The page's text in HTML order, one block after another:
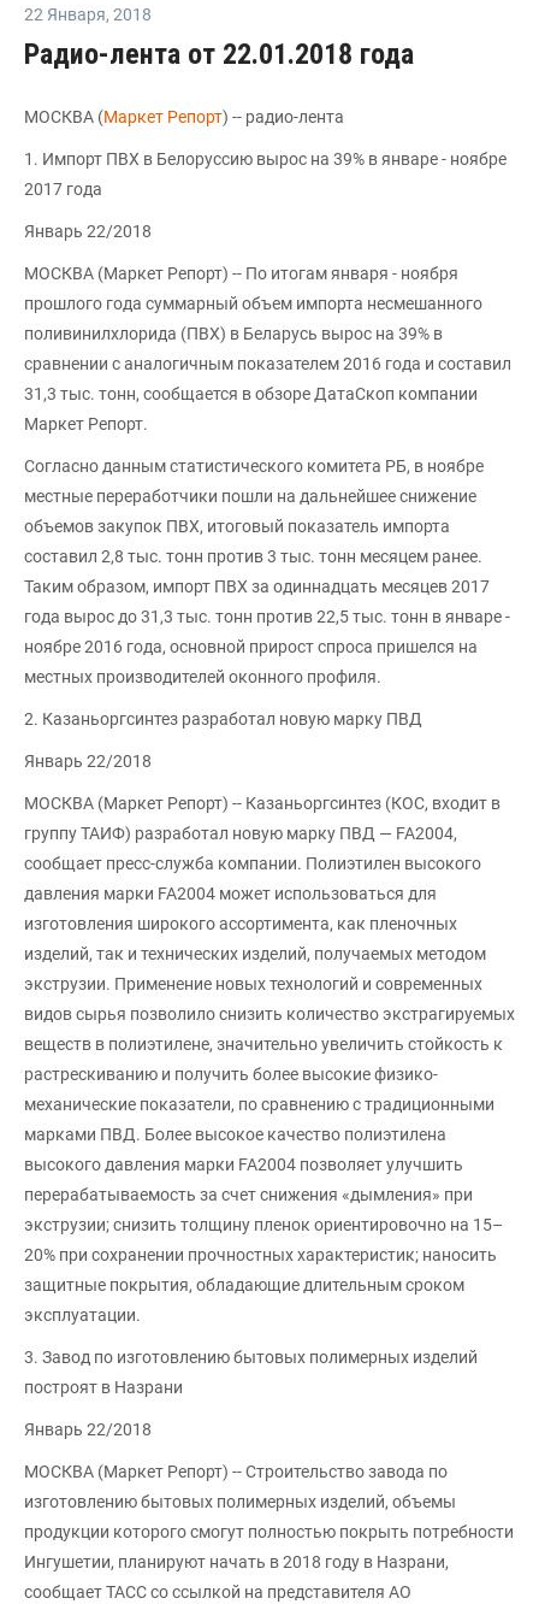
22 Января, 2018
Радио-лента от 22.01.2018 года
МОСКВА (Маркет Репорт) -- радио-лента
1. Импорт ПВХ в Белоруссию вырос на 39% в январе - ноябре
2017 года
Январь 22/2018
МОСКВА (Маркет Репорт) -- По итогам января - ноября
прошлого года суммарный объем импорта несмешанного
поливинилхлорида (ПВХ) в Беларусь вырос на 39% в
сравнении с аналогичным показателем 2016 года и составил
31,3 тыс. тонн, сообщается в обзоре ДатаСкоп компании
Маркет Репорт.
Согласно данным статистического комитета РБ, в ноябре
местные переработчики пошли на дальнейшее снижение
объемов закупок ПВХ, итоговый показатель импорта
составил 2,8 тыс. тонн против 3 тыс. тонн месяцем ранее.
Таким образом, импорт ПВХ за одиннадцать месяцев 2017
года вырос до 31,3 тыс. тонн против 22,5 тыс. тонн в январе -
ноябре 2016 года, основной прирост спроса пришелся на
местных производителей оконного профиля.
2. Казаньоргсинтез разработал новую марку ПВД
Январь 22/2018
МОСКВА (Маркет Репорт) -- Казаньоргсинтез (КОС, входит в
группу ТАИФ) разработал новую марку ПВД — FA2004,
сообщает пресс-служба компании. Полиэтилен высокого
давления марки FA2004 может использоваться для
изготовления широкого ассортимента, как пленочных
изделий, так и технических изделий, получаемых методом
экструзии. Применение новых технологий и современных
видов сырья позволило снизить количество экстрагируемых
веществ в полиэтилене, значительно увеличить стойкость к
растрескиванию и получить более высокие физико-
механические показатели, по сравнению с традиционными
марками ПВД. Более высокое качество полиэтилена
высокого давления марки FA2004 позволяет улучшить
перерабатываемость за счет снижения «дымления» при
экструзии; снизить толщину пленок ориентировочно на 15–
20% при сохранении прочностных характеристик; наносить
защитные покрытия, обладающие длительным сроком
эксплуатации.
3. Завод по изготовлению бытовых полимерных изделий
построят в Назрани
Январь 22/2018
МОСКВА (Маркет Репорт) -- Строительство завода по
изготовлению бытовых полимерных изделий, объемы
продукции которого смогут полностью покрыть потребности
Ингушетии, планируют начать в 2018 году в Назрани,
сообщает ТАСС со ссылкой на представителя АО